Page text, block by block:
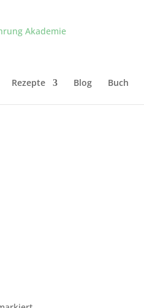
Rezepte Blog Buch